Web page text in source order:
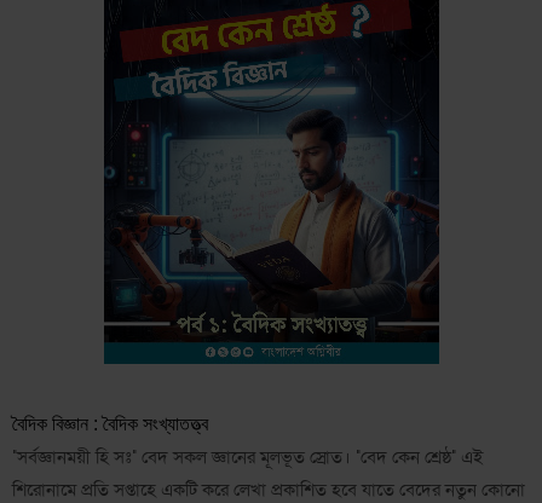
বৈদিক বিজ্ঞান : বৈদিক সংখ্যাতত্ত্ব
"সর্বজ্ঞানময়ী হি সঃ" বেদ সকল জ্ঞানের মূলভূত স্রোত। "বেদ কেন শ্রেষ্ঠ" এই
শিরোনামে প্রতি সপ্তাহে একটি করে লেখা প্রকাশিত হবে যাতে বেদের নতুন কোনো